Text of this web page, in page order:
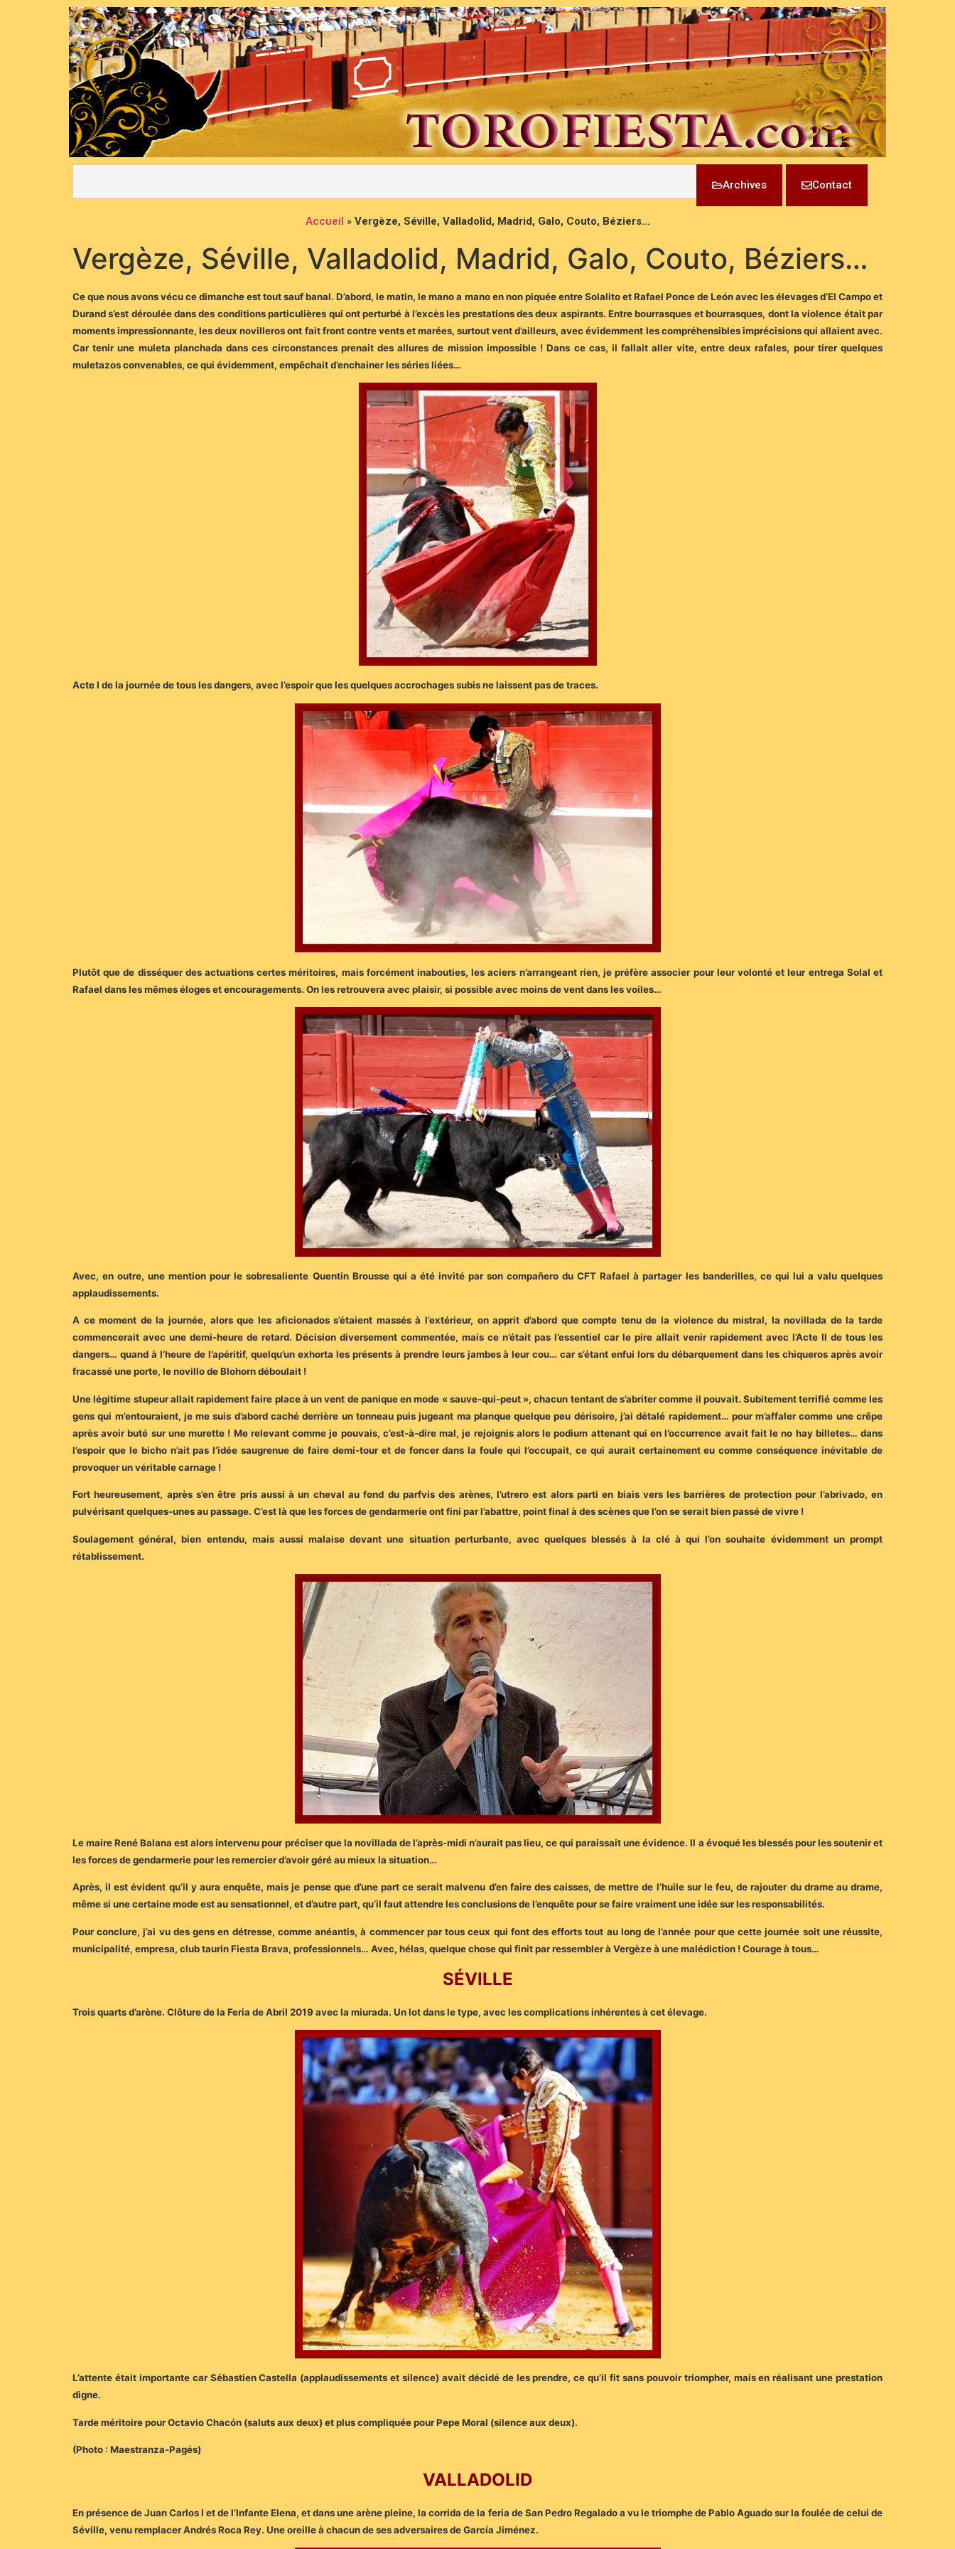
Archives Contact
Accueil » Vergèze, Séville, Valladolid, Madrid, Galo, Couto, Béziers…
Vergèze, Séville, Valladolid, Madrid, Galo, Couto, Béziers…
Ce que nous avons vécu ce dimanche est tout sauf banal. D’abord, le matin, le mano a mano en non piquée entre Solalito et Rafael Ponce de León avec les élevages d’El Campo et
Durand s’est déroulée dans des conditions particulières qui ont perturbé à l’excès les prestations des deux aspirants. Entre bourrasques et bourrasques, dont la violence était par
moments impressionnante, les deux novilleros ont fait front contre vents et marées, surtout vent d’ailleurs, avec évidemment les compréhensibles imprécisions qui allaient avec.
Car tenir une muleta planchada dans ces circonstances prenait des allures de mission impossible ! Dans ce cas, il fallait aller vite, entre deux rafales, pour tirer quelques
muletazos convenables, ce qui évidemment, empêchait d’enchainer les séries liées…
Acte I de la journée de tous les dangers, avec l’espoir que les quelques accrochages subis ne laissent pas de traces.
Plutôt que de disséquer des actuations certes méritoires, mais forcément inabouties, les aciers n’arrangeant rien, je préfère associer pour leur volonté et leur entrega Solal et
Rafael dans les mêmes éloges et encouragements. On les retrouvera avec plaisir, si possible avec moins de vent dans les voiles…
Avec, en outre, une mention pour le sobresaliente Quentin Brousse qui a été invité par son compañero du CFT Rafael à partager les banderilles, ce qui lui a valu quelques
applaudissements.
A ce moment de la journée, alors que les aficionados s’étaient massés à l’extérieur, on apprit d’abord que compte tenu de la violence du mistral, la novillada de la tarde
commencerait avec une demi-heure de retard. Décision diversement commentée, mais ce n’était pas l’essentiel car le pire allait venir rapidement avec l’Acte II de tous les
dangers… quand à l’heure de l’apéritif, quelqu’un exhorta les présents à prendre leurs jambes à leur cou… car s’étant enfui lors du débarquement dans les chiqueros après avoir
fracassé une porte, le novillo de Blohorn déboulait !
Une légitime stupeur allait rapidement faire place à un vent de panique en mode « sauve-qui-peut », chacun tentant de s’abriter comme il pouvait. Subitement terrifié comme les
gens qui m’entouraient, je me suis d’abord caché derrière un tonneau puis jugeant ma planque quelque peu dérisoire, j’ai détalé rapidement… pour m’affaler comme une crêpe
après avoir buté sur une murette ! Me relevant comme je pouvais, c’est-à-dire mal, je rejoignis alors le podium attenant qui en l’occurrence avait fait le no hay billetes… dans
l’espoir que le bicho n’ait pas l’idée saugrenue de faire demi-tour et de foncer dans la foule qui l’occupait, ce qui aurait certainement eu comme conséquence inévitable de
provoquer un véritable carnage !
Fort heureusement, après s’en être pris aussi à un cheval au fond du parfvis des arènes, l’utrero est alors parti en biais vers les barrières de protection pour l’abrivado, en
pulvérisant quelques-unes au passage. C’est là que les forces de gendarmerie ont fini par l’abattre, point final à des scènes que l’on se serait bien passé de vivre !
Soulagement général, bien entendu, mais aussi malaise devant une situation perturbante, avec quelques blessés à la clé à qui l’on souhaite évidemment un prompt
rétablissement.
Le maire René Balana est alors intervenu pour préciser que la novillada de l’après-midi n’aurait pas lieu, ce qui paraissait une évidence. Il a évoqué les blessés pour les soutenir et
les forces de gendarmerie pour les remercier d’avoir géré au mieux la situation…
Après, il est évident qu’il y aura enquête, mais je pense que d’une part ce serait malvenu d’en faire des caisses, de mettre de l’huile sur le feu, de rajouter du drame au drame,
même si une certaine mode est au sensationnel, et d’autre part, qu’il faut attendre les conclusions de l’enquête pour se faire vraiment une idée sur les responsabilités.
Pour conclure, j’ai vu des gens en détresse, comme anéantis, à commencer par tous ceux qui font des efforts tout au long de l’année pour que cette journée soit une réussite,
municipalité, empresa, club taurin Fiesta Brava, professionnels… Avec, hélas, quelque chose qui finit par ressembler à Vergèze à une malédiction ! Courage à tous…
SÉVILLE
Trois quarts d’arène. Clôture de la Feria de Abril 2019 avec la miurada. Un lot dans le type, avec les complications inhérentes à cet élevage.
L’attente était importante car Sébastien Castella (applaudissements et silence) avait décidé de les prendre, ce qu’il fit sans pouvoir triompher, mais en réalisant une prestation
digne.
Tarde méritoire pour Octavio Chacón (saluts aux deux) et plus compliquée pour Pepe Moral (silence aux deux).
(Photo : Maestranza-Pagés)
VALLADOLID
En présence de Juan Carlos I et de l’Infante Elena, et dans une arène pleine, la corrida de la feria de San Pedro Regalado a vu le triomphe de Pablo Aguado sur la foulée de celui de
Séville, venu remplacer Andrés Roca Rey. Une oreille à chacun de ses adversaires de García Jiménez.